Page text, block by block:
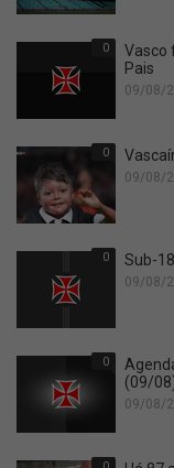
0
Vasco
Pais
09/08/
0
09/08/
0 Sub-
09/08/
0
(09/
09/08/